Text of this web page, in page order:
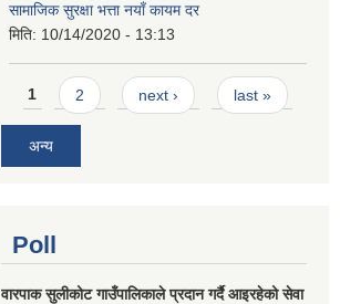
सामाजिक सुरक्षा भत्ता नयाँ कायम दर
मिति: 10/14/2020 - 13:13
Pages
1 2 next › last »
अन्य
Poll
वारपाक सुलीकोट गाउँपालिकाले प्रदान गर्दै आइरहेको सेवा